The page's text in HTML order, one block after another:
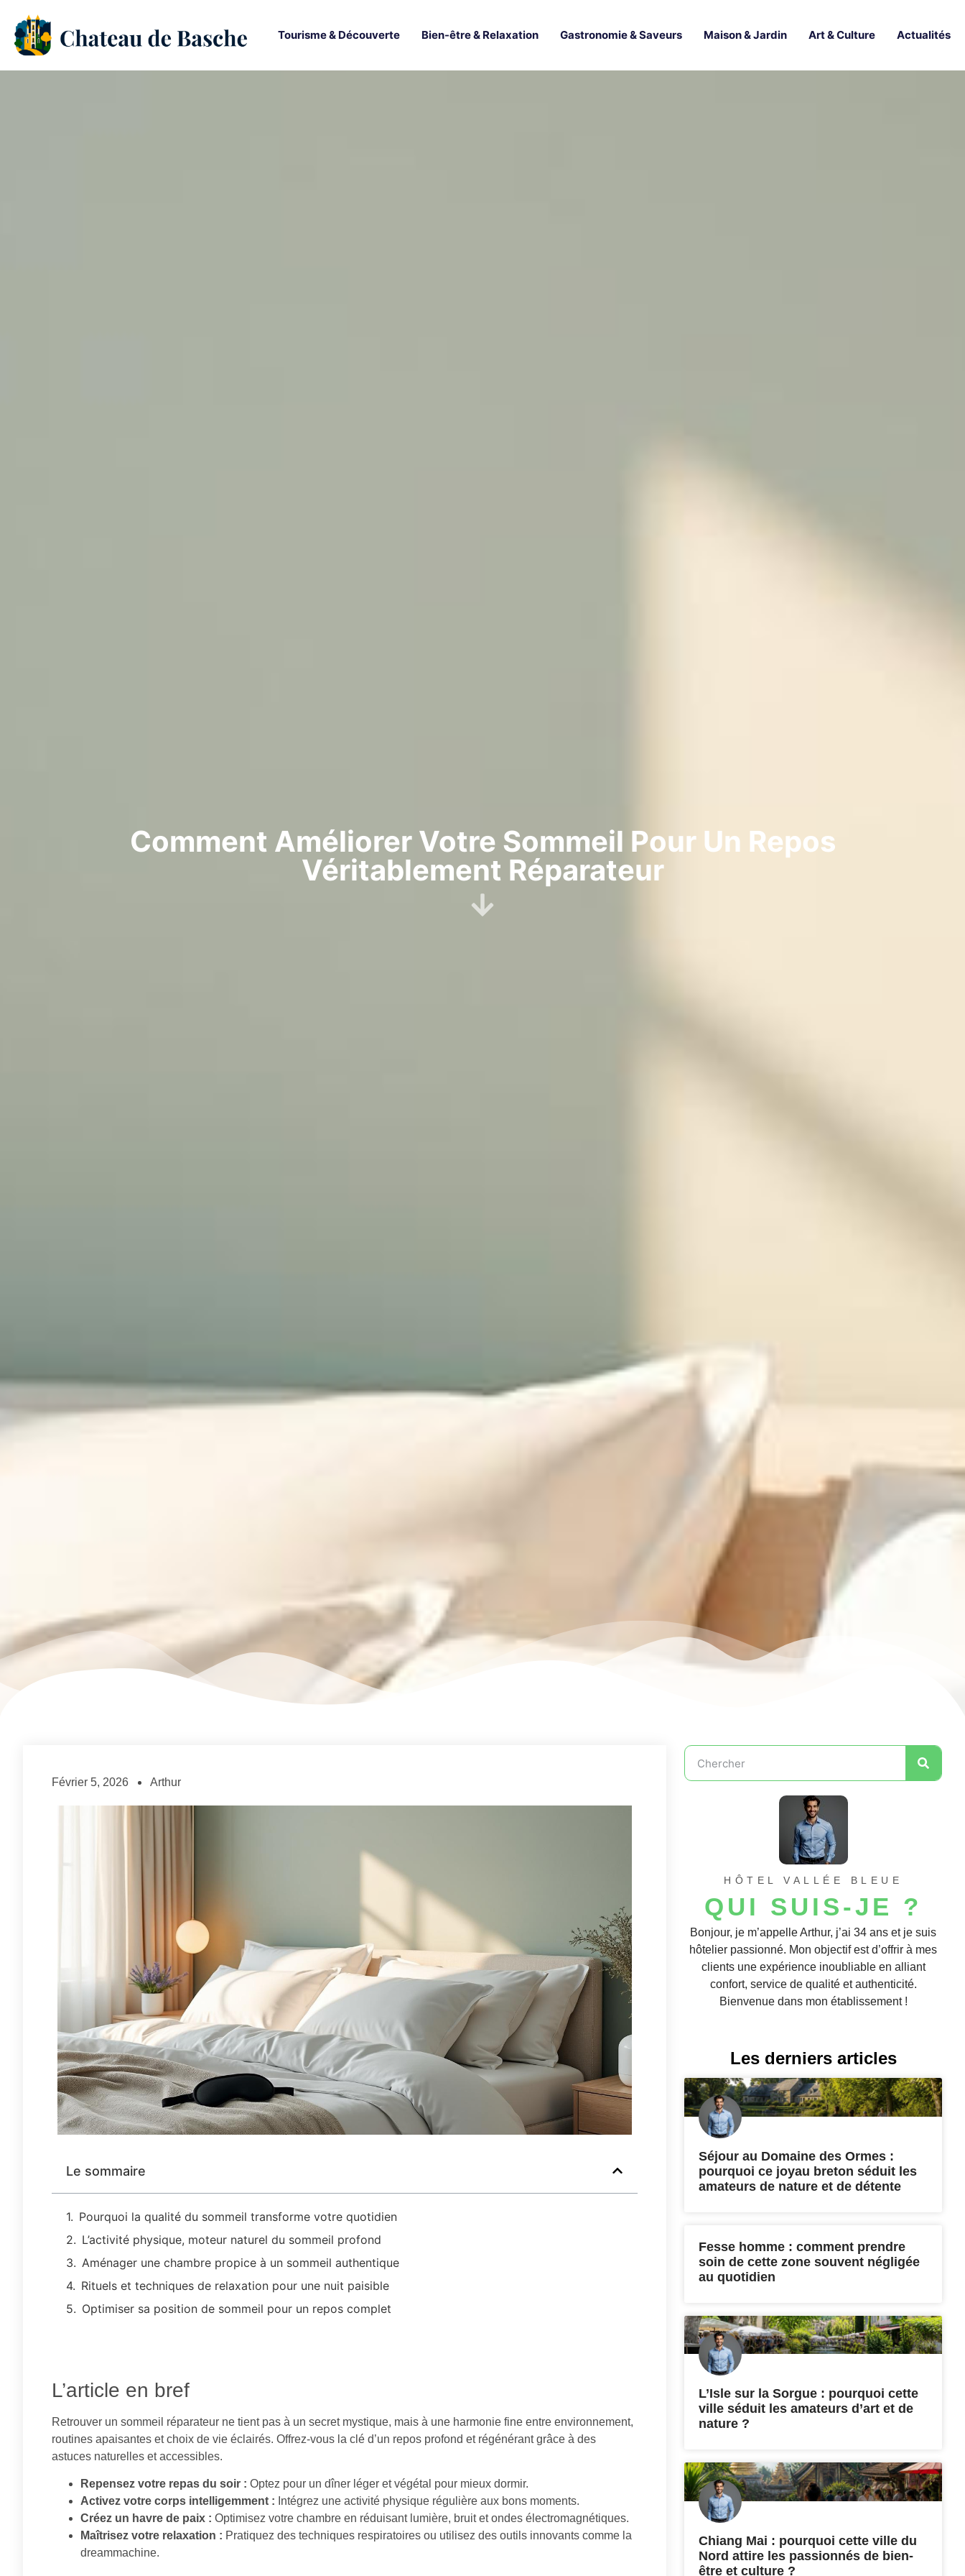
Tourisme & Découverte Bien-être & Relaxation Gastronomie & Saveurs Maison & Jardin Art & Culture Actualités
Comment Améliorer Votre Sommeil Pour Un Repos
Véritablement Réparateur
Février 5, 2026 Arthur
Le sommaire
Pourquoi la qualité du sommeil transforme votre quotidien
L’activité physique, moteur naturel du sommeil profond
Aménager une chambre propice à un sommeil authentique
Rituels et techniques de relaxation pour une nuit paisible
Optimiser sa position de sommeil pour un repos complet
L’article en bref
Retrouver un sommeil réparateur ne tient pas à un secret mystique, mais à une harmonie fine entre environnement,
routines apaisantes et choix de vie éclairés. Offrez-vous la clé d’un repos profond et régénérant grâce à des
astuces naturelles et accessibles.
Repensez votre repas du soir : Optez pour un dîner léger et végétal pour mieux dormir.
Activez votre corps intelligemment : Intégrez une activité physique régulière aux bons moments.
Créez un havre de paix : Optimisez votre chambre en réduisant lumière, bruit et ondes électromagnétiques.
Maîtrisez votre relaxation : Pratiquez des techniques respiratoires ou utilisez des outils innovants comme la
dreammachine.
HÔTEL VALLÉE BLEUE
QUI SUIS-JE ?
Bonjour, je m’appelle Arthur, j’ai 34 ans et je suis
hôtelier passionné. Mon objectif est d’offrir à mes
clients une expérience inoubliable en alliant
confort, service de qualité et authenticité.
Bienvenue dans mon établissement !
Les derniers articles
Séjour au Domaine des Ormes :
pourquoi ce joyau breton séduit les
amateurs de nature et de détente
Fesse homme : comment prendre
soin de cette zone souvent négligée
au quotidien
L’Isle sur la Sorgue : pourquoi cette
ville séduit les amateurs d’art et de
nature ?
Chiang Mai : pourquoi cette ville du
Nord attire les passionnés de bien-
être et culture ?